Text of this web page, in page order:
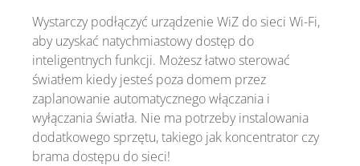
Wystarczy podłączyć urządzenie WiZ do sieci Wi-Fi,
aby uzyskać natychmiastowy dostęp do
inteligentnych funkcji. Możesz łatwo sterować
światłem kiedy jesteś poza domem przez
zaplanowanie automatycznego włączania i
wyłączania światła. Nie ma potrzeby instalowania
dodatkowego sprzętu, takiego jak koncentrator czy
brama dostępu do sieci!